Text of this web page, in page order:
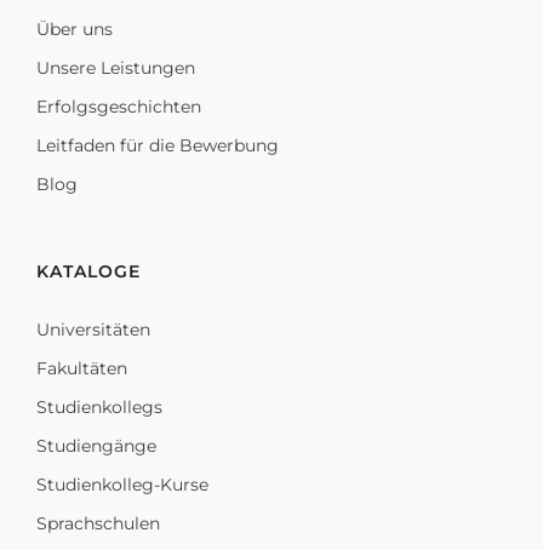
Über uns
Unsere Leistungen
Erfolgsgeschichten
Leitfaden für die Bewerbung
Blog
KATALOGE
Universitäten
Fakultäten
Studienkollegs
Studiengänge
Studienkolleg-Kurse
Sprachschulen